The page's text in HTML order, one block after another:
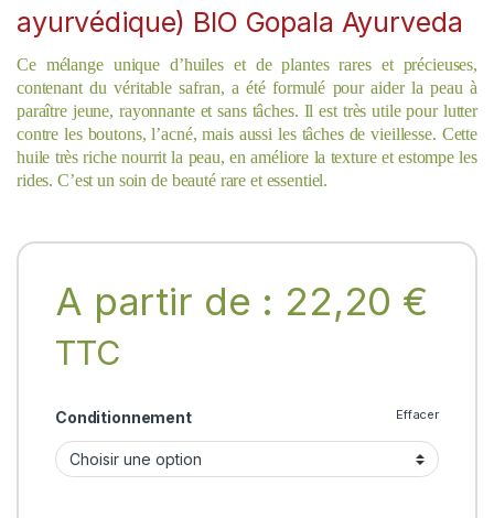
ayurvédique) BIO Gopala Ayurveda
Ce mélange unique d’huiles et de plantes rares et précieuses,
contenant du véritable safran, a été formulé pour aider la peau à
paraître jeune, rayonnante et sans tâches. Il est très utile pour lutter
contre les boutons, l’acné, mais aussi les tâches de vieillesse. Cette
huile très riche nourrit la peau, en améliore la texture et estompe les
rides. C’est un soin de beauté rare et essentiel.
A partir de : 22,20 €
TTC
Conditionnement Effacer